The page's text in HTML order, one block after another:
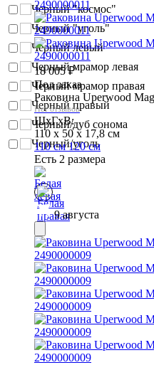
Черный "космос"
Черный "уголь"
Черный левый
Черный мрамор левая
Черный мрамор правая
Черный правый
Черный/дуб сонома
Черный/уголь
18 005 ₽
Под заказ
Раковина Uperwood
Нет отзывов
ШхГхВ:
110 x 50 x 17,8 см
110 см120 см
Есть 2 размера
9 августа